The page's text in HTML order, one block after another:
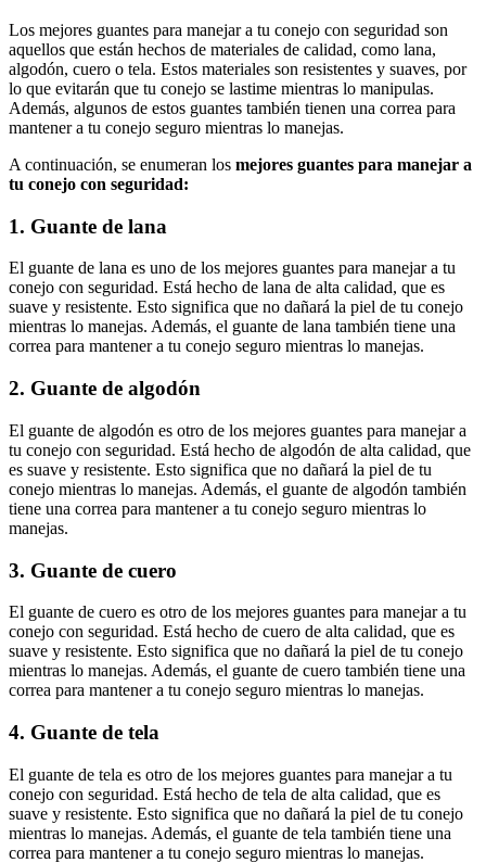
Los mejores guantes para manejar a tu conejo con seguridad son
aquellos que están hechos de materiales de calidad, como lana,
algodón, cuero o tela. Estos materiales son resistentes y suaves, por
lo que evitarán que tu conejo se lastime mientras lo manipulas.
Además, algunos de estos guantes también tienen una correa para
mantener a tu conejo seguro mientras lo manejas.
A continuación, se enumeran los mejores guantes para manejar a
tu conejo con seguridad:
1. Guante de lana
El guante de lana es uno de los mejores guantes para manejar a tu
conejo con seguridad. Está hecho de lana de alta calidad, que es
suave y resistente. Esto significa que no dañará la piel de tu conejo
mientras lo manejas. Además, el guante de lana también tiene una
correa para mantener a tu conejo seguro mientras lo manejas.
2. Guante de algodón
El guante de algodón es otro de los mejores guantes para manejar a
tu conejo con seguridad. Está hecho de algodón de alta calidad, que
es suave y resistente. Esto significa que no dañará la piel de tu
conejo mientras lo manejas. Además, el guante de algodón también
tiene una correa para mantener a tu conejo seguro mientras lo
manejas.
3. Guante de cuero
El guante de cuero es otro de los mejores guantes para manejar a tu
conejo con seguridad. Está hecho de cuero de alta calidad, que es
suave y resistente. Esto significa que no dañará la piel de tu conejo
mientras lo manejas. Además, el guante de cuero también tiene una
correa para mantener a tu conejo seguro mientras lo manejas.
4. Guante de tela
El guante de tela es otro de los mejores guantes para manejar a tu
conejo con seguridad. Está hecho de tela de alta calidad, que es
suave y resistente. Esto significa que no dañará la piel de tu conejo
mientras lo manejas. Además, el guante de tela también tiene una
correa para mantener a tu conejo seguro mientras lo manejas.